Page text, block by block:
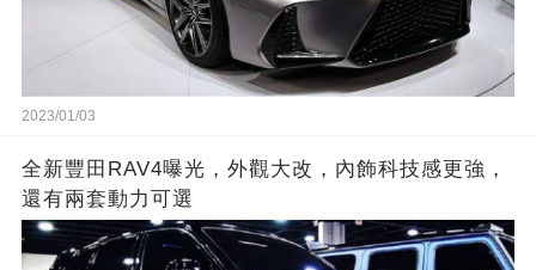
2023/01/03
全新豐田RAV4曝光，外觀大改，內飾科技感更強，
還有兩套動力可選